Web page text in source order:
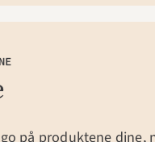
på produktene dine,